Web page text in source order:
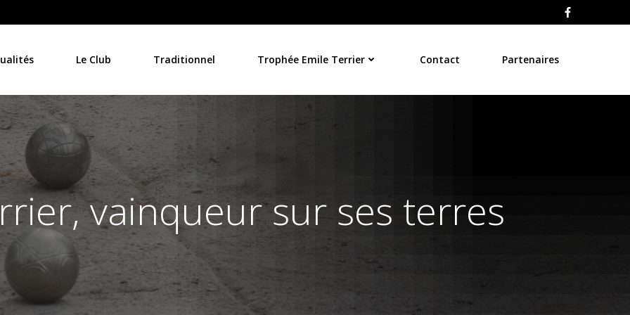
Le Club Traditionnel Trophée Emile Terrier Contact Partenaires
vainqueur sur ses terres